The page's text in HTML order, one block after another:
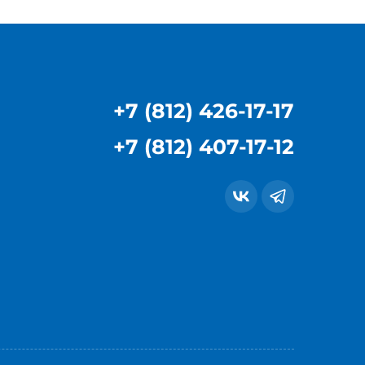
+7 (812) 426-17-17
+7 (812) 407-17-12